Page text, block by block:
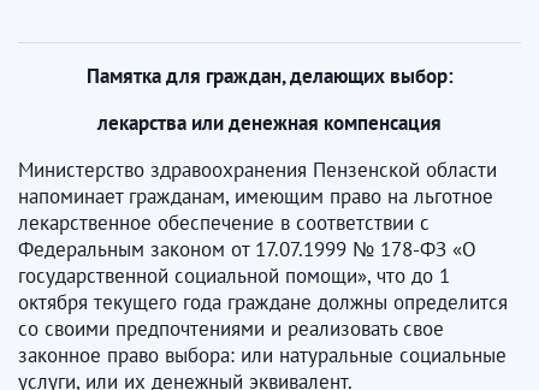
Памятка для граждан, делающих выбор:
лекарства или денежная компенсация
Министерство здравоохранения Пензенской области
напоминает гражданам, имеющим право на льготное
лекарственное обеспечение в соответствии с
Федеральным законом от 17.07.1999 № 178-ФЗ «О
государственной социальной помощи», что до 1
октября текущего года граждане должны определится
со своими предпочтениями и реализовать свое
законное право выбора: или натуральные социальные
услуги, или их денежный эквивалент.